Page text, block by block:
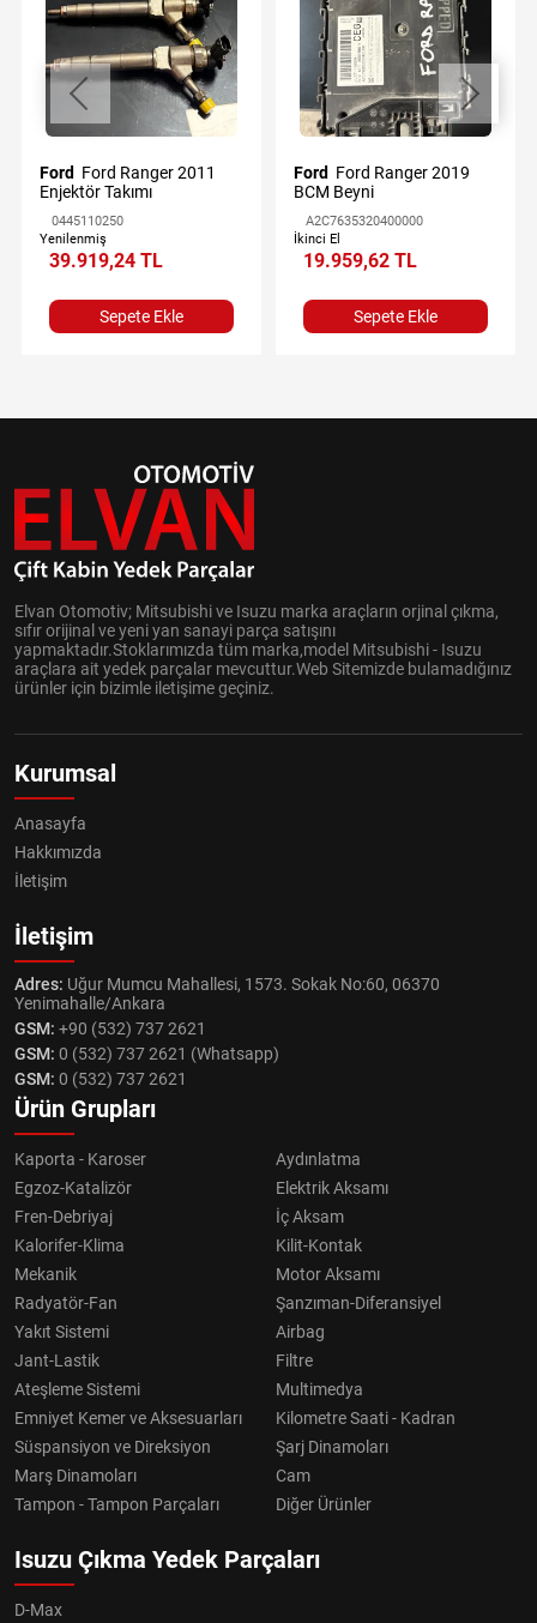
Ford
Enjektör Takımı
0445110250
Yenilenmiş
39.919,24 TL
Sepete Ekle
Ford
BCM Beyni
A2C7635320400000
İkinci El
19.959,62 TL
Sepete Ekle
Elvan Otomotiv; Mitsubishi ve Isuzu marka araçların orjinal çıkma,
sıfır orijinal ve yeni yan sanayi parça satışını
yapmaktadır.Stoklarımızda tüm marka,model Mitsubishi - Isuzu
araçlara ait yedek parçalar mevcuttur.Web Sitemizde bulamadığınız
ürünler için bizimle iletişime geçiniz.
Kurumsal
Anasayfa
Hakkımızda
İletişim
İletişim
Adres: Uğur Mumcu Mahallesi, 1573. Sokak No:60, 06370
Yenimahalle/Ankara
GSM: +90 (532) 737 2621
GSM: 0 (532) 737 2621 (Whatsapp)
GSM: 0 (532) 737 2621
Ürün Grupları
Kaporta - Karoser
Aydınlatma
Egzoz-Katalizör
Elektrik Aksamı
Fren-Debriyaj
İç Aksam
Kalorifer-Klima
Kilit-Kontak
Mekanik
Motor Aksamı
Radyatör-Fan
Şanzıman-Diferansiyel
Yakıt Sistemi
Airbag
Jant-Lastik
Filtre
Ateşleme Sistemi
Multimedya
Emniyet Kemer ve Aksesuarları
Kilometre Saati - Kadran
Süspansiyon ve Direksiyon
Şarj Dinamoları
Marş Dinamoları
Cam
Tampon - Tampon Parçaları
Diğer Ürünler
Isuzu Çıkma Yedek Parçaları
D-Max